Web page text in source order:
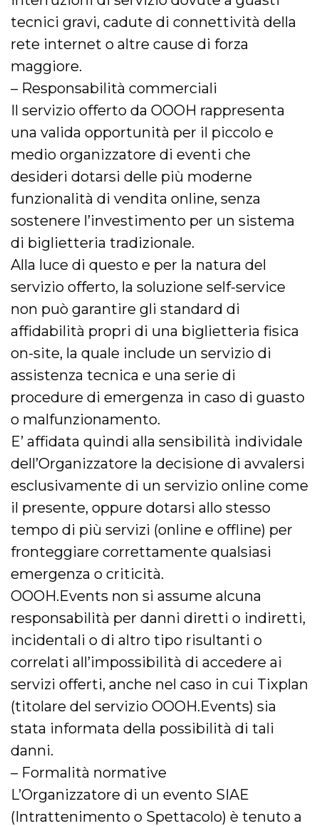
tecnici gravi, cadute di connettività della
rete internet o altre cause di forza
maggiore.
– Responsabilità commerciali
Il servizio offerto da OOOH rappresenta
una valida opportunità per il piccolo e
medio organizzatore di eventi che
desideri dotarsi delle più moderne
funzionalità di vendita online, senza
sostenere l’investimento per un sistema
di biglietteria tradizionale.
Alla luce di questo e per la natura del
servizio offerto, la soluzione self-service
non può garantire gli standard di
affidabilità propri di una biglietteria fisica
on-site, la quale include un servizio di
assistenza tecnica e una serie di
procedure di emergenza in caso di guasto
o malfunzionamento.
E’ affidata quindi alla sensibilità individale
dell’Organizzatore la decisione di avvalersi
esclusivamente di un servizio online come
il presente, oppure dotarsi allo stesso
tempo di più servizi (online e offline) per
fronteggiare correttamente qualsiasi
emergenza o criticità.
OOOH.Events non si assume alcuna
responsabilità per danni diretti o indiretti,
incidentali o di altro tipo risultanti o
correlati all’impossibilità di accedere ai
servizi offerti, anche nel caso in cui Tixplan
(titolare del servizio OOOH.Events) sia
stata informata della possibilità di tali
danni.
– Formalità normative
L’Organizzatore di un evento SIAE
(Intrattenimento o Spettacolo) è tenuto a